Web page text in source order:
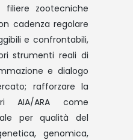
zootecniche
cadenza regolare
e confrontabili,
strumenti reali di
e dialogo
rafforzare la
AIA/ARA come
per qualità del
genomica,